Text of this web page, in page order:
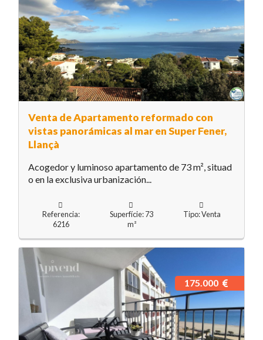
Venta de Apartamento reformado con
vistas panorámicas al mar en Super Fener,
Llançà
Acogedor y luminoso apartamento de 73 m², situad
o en la exclusiva urbanización...
Referencia:
6216
Superfície: 73
m²
Tipo: Venta
175.000